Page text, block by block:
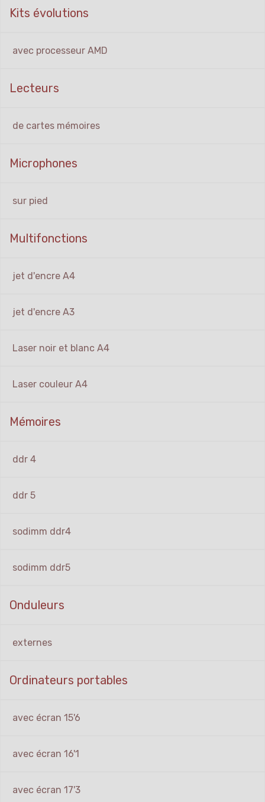
Kits évolutions
avec processeur AMD
Lecteurs
de cartes mémoires
Microphones
sur pied
Multifonctions
jet d'encre A4
jet d'encre A3
Laser noir et blanc A4
Laser couleur A4
Mémoires
ddr 4
ddr 5
sodimm ddr4
sodimm ddr5
Onduleurs
externes
Ordinateurs portables
avec écran 15'6
avec écran 16'1
avec écran 17'3